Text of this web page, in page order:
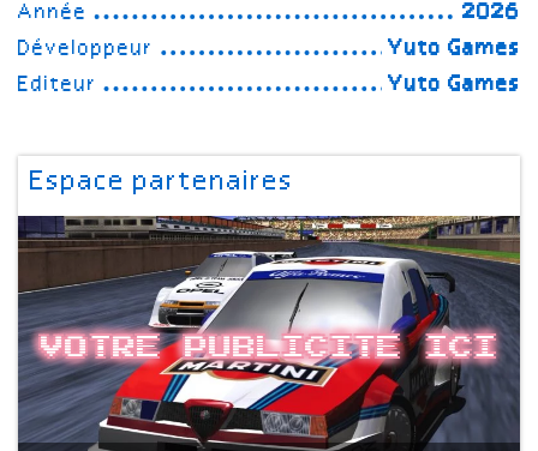
Année
2026
Développeur
Yuto Games
Editeur
Yuto Games
Espace partenaires
Votre publicite ici